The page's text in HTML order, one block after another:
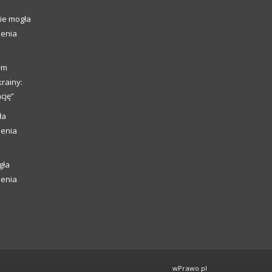
mogła
wPrawo.pl